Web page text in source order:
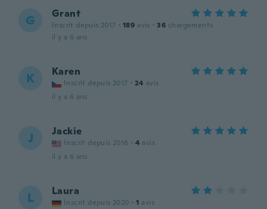
G Grant
Inscrit depuis 2017 · 189 avis · 36 chargements
il y a 6 ans
K Karen
Inscrit depuis 2017 · 24 avis
il y a 6 ans
J Jackie
Inscrit depuis 2016 · 4 avis
il y a 6 ans
L Laura
Inscrit depuis 2020 · 1 avis